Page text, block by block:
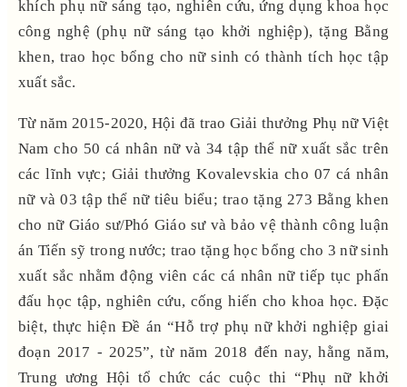
khích phụ nữ sáng tạo, nghiên cứu, ứng dụng khoa học
công nghệ (phụ nữ sáng tạo khởi nghiệp), tặng Bằng
khen, trao học bổng cho nữ sinh có thành tích học tập
xuất sắc.
Từ năm 2015-2020, Hội đã trao Giải thưởng Phụ nữ Việt
Nam cho 50 cá nhân nữ và 34 tập thể nữ xuất sắc trên
các lĩnh vực; Giải thưởng Kovalevskia cho 07 cá nhân
nữ và 03 tập thể nữ tiêu biểu; trao tặng 273 Bằng khen
cho nữ Giáo sư/Phó Giáo sư và bảo vệ thành công luận
án Tiến sỹ trong nước; trao tặng học bổng cho 3 nữ sinh
xuất sắc nhằm động viên các cá nhân nữ tiếp tục phấn
đấu học tập, nghiên cứu, cống hiến cho khoa học. Đặc
biệt, thực hiện Đề án “Hỗ trợ phụ nữ khởi nghiệp giai
đoạn 2017 - 2025”, từ năm 2018 đến nay, hằng năm,
Trung ương Hội tổ chức các cuộc thi “Phụ nữ khởi